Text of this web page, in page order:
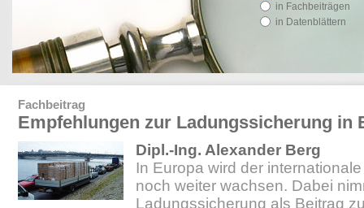
in Fachbeiträgen
in Datenblättern
Fachbeitrag
Empfehlungen zur Ladungssicherung in
Dipl.-Ing. Alexander Berg
In Europa wird der
noch weiter wachsen. Dabei
Ladungssicherung als Beitrag